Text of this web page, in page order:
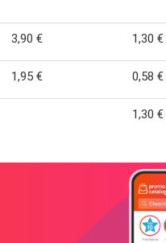
3,90 € 1,30 €
1,95 € 0,58 €
1,30 €